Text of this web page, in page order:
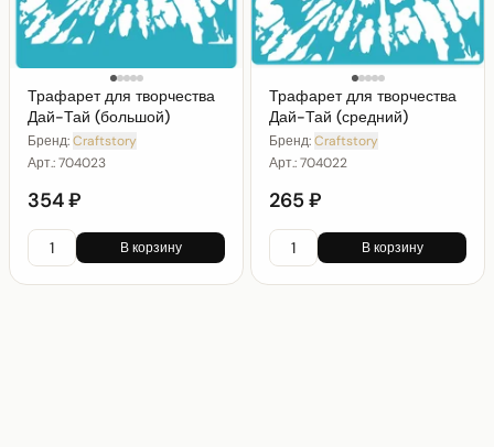
Трафарет для творчества
Дай-Тай (большой)
Бренд:Craftstory
Арт.:704023
354 ₽
В корзину
Трафарет для творчества
Дай-Тай (средний)
Бренд:Craftstory
Арт.:704022
265 ₽
В корзину